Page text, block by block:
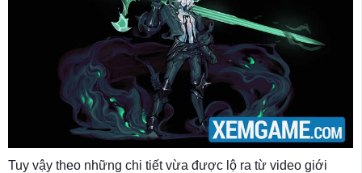
Tuy vậy theo những chi tiết vừa được lộ ra từ video giới